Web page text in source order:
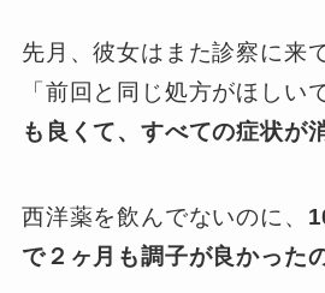
先月、彼女はまた診察に来
「前回と同じ処方がほしい
も良くて、すべての症状が
西洋薬を飲んでないのに、
で２ヶ月も調子が良かった